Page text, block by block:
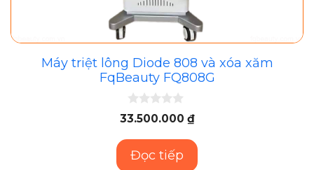
Máy triệt lông Diode 808 và xóa xăm
FqBeauty FQ808G
0
n
à
33.500.000 ₫
Đọc tiếp